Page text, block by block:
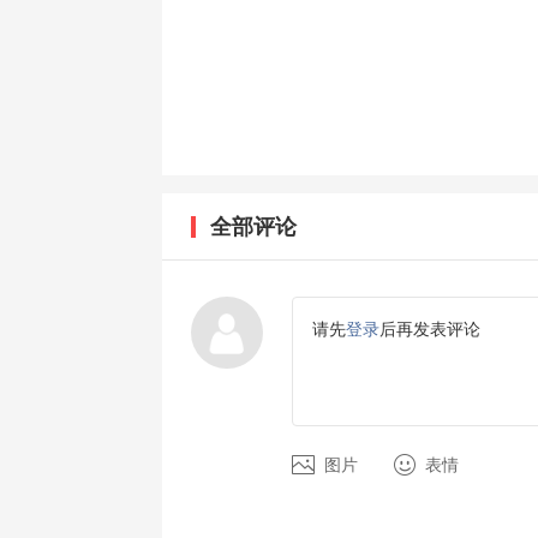
全部评论
请先登录后再发表评论
图片 表情